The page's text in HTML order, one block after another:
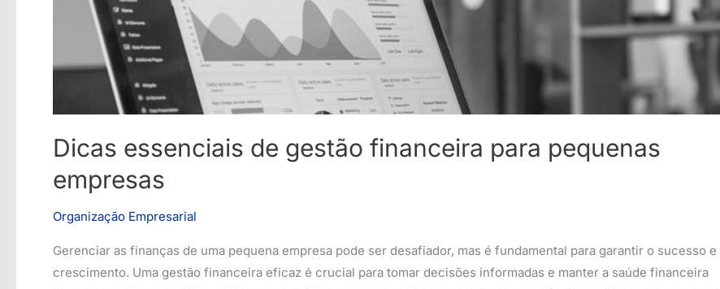
Dicas essenciais de gestão financeira para pequenas
empresas
Organização Empresarial
Gerenciar as finanças de uma pequena empresa pode ser desafiador, mas é fundamental para garantir o sucesso e
crescimento. Uma gestão financeira eficaz é crucial para tomar decisões informadas e manter a saúde financeira